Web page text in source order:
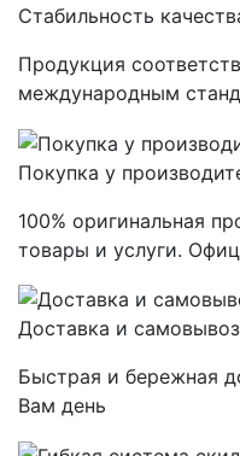
Стабильность
Продукция
международным
Покупка у
100% оригинальная
товары и услуги.
Доставка и самовывоз
Быстрая и бережная
Вам день